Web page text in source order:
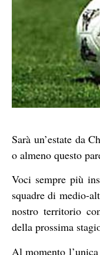
Sarà un’estate da
o almeno questo
Voci sempre più
squadre di medio-
nostro territorio
della prossima
Al momento